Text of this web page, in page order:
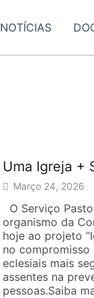
NOTÍCIAS
Uma Igreja +
Março 24, 2026
O Serviço
organismo da
hoje ao projeto
no
eclesiais mais
assentes na
pessoas.Saiba